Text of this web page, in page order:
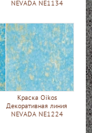
NEVADA NE1134
Краска Oikos
Декоративная линия
NEVADA NE1224